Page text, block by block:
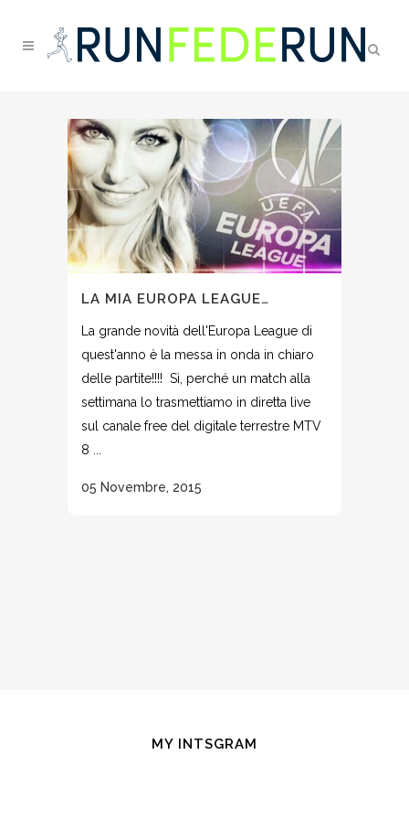
LA MIA EUROPA LEAGUE…
La grande novità dell'Europa League di
quest'anno è la messa in onda in chiaro
delle partite!!!! Sì, perché un match alla
settimana lo trasmettiamo in diretta live
sul canale free del digitale terrestre MTV
8 ...
05 Novembre, 2015
MY INTSGRAM